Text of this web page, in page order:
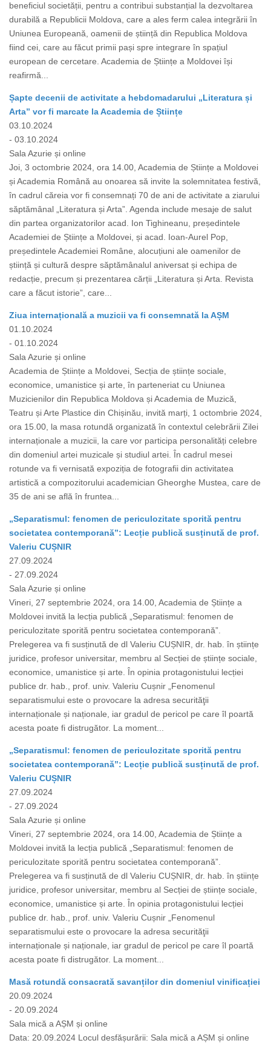
beneficiul societății, pentru a contribui substanțial la dezvoltarea
durabilă a Republicii Moldova, care a ales ferm calea integrării în
Uniunea Europeană, oamenii de știință din Republica Moldova
fiind cei, care au făcut primii pași spre integrare în spațiul
european de cercetare. Academia de Științe a Moldovei își
reafirmă...
Șapte decenii de activitate a hebdomadarului „Literatura și
Arta” vor fi marcate la Academia de Științe
03.10.2024
- 03.10.2024
Sala Azurie și online
Joi, 3 octombrie 2024, ora 14.00, Academia de Științe a Moldovei
și Academia Română au onoarea să invite la solemnitatea festivă,
în cadrul căreia vor fi consemnați 70 de ani de activitate a ziarului
săptămânal „Literatura și Arta”. Agenda include mesaje de salut
din partea organizatorilor acad. Ion Tighineanu, președintele
Academiei de Științe a Moldovei, și acad. Ioan-Aurel Pop,
președintele Academiei Române, alocuțiuni ale oamenilor de
știință și cultură despre săptămânalul aniversat și echipa de
redacție, precum și prezentarea cărții „Literatura și Arta. Revista
care a făcut istorie”, care...
Ziua internațională a muzicii va fi consemnată la AȘM
01.10.2024
- 01.10.2024
Sala Azurie și online
Academia de Științe a Moldovei, Secția de științe sociale,
economice, umanistice și arte, în parteneriat cu Uniunea
Muzicienilor din Republica Moldova și Academia de Muzică,
Teatru și Arte Plastice din Chișinău, invită marți, 1 octombrie 2024,
ora 15.00, la masa rotundă organizată în contextul celebrării Zilei
internaționale a muzicii, la care vor participa personalități celebre
din domeniul artei muzicale și studiul artei. În cadrul mesei
rotunde va fi vernisată expoziția de fotografii din activitatea
artistică a compozitorului academician Gheorghe Mustea, care de
35 de ani se află în fruntea...
„Separatismul: fenomen de periculozitate sporită pentru
societatea contemporană”: Lecție publică susținută de prof.
Valeriu CUȘNIR
27.09.2024
- 27.09.2024
Sala Azurie și online
Vineri, 27 septembrie 2024, ora 14.00, Academia de Științe a
Moldovei invită la lecția publică „Separatismul: fenomen de
periculozitate sporită pentru societatea contemporană”.
Prelegerea va fi susținută de dl Valeriu CUȘNIR, dr. hab. în științe
juridice, profesor universitar, membru al Secției de științe sociale,
economice, umanistice și arte. În opinia protagonistului lecției
publice dr. hab., prof. univ. Valeriu Cușnir „Fenomenul
separatismului este o provocare la adresa securităţii
internaționale și naționale, iar gradul de pericol pe care îl poartă
acesta poate fi distrugător. La moment...
„Separatismul: fenomen de periculozitate sporită pentru
societatea contemporană”: Lecție publică susținută de prof.
Valeriu CUȘNIR
27.09.2024
- 27.09.2024
Sala Azurie și online
Vineri, 27 septembrie 2024, ora 14.00, Academia de Științe a
Moldovei invită la lecția publică „Separatismul: fenomen de
periculozitate sporită pentru societatea contemporană”.
Prelegerea va fi susținută de dl Valeriu CUȘNIR, dr. hab. în științe
juridice, profesor universitar, membru al Secției de științe sociale,
economice, umanistice și arte. În opinia protagonistului lecției
publice dr. hab., prof. univ. Valeriu Cușnir „Fenomenul
separatismului este o provocare la adresa securităţii
internaționale și naționale, iar gradul de pericol pe care îl poartă
acesta poate fi distrugător. La moment...
Masă rotundă consacrată savanților din domeniul vinificației
20.09.2024
- 20.09.2024
Sala mică a AȘM și online
Data: 20.09.2024 Locul desfășurării: Sala mică a AȘM și online